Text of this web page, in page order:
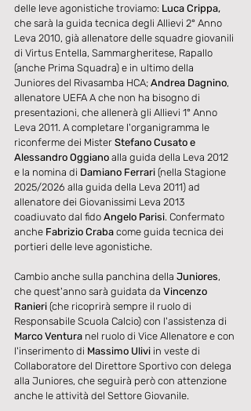
delle leve agonistiche troviamo: Luca Crippa,
che sarà la guida tecnica degli Allievi 2° Anno
Leva 2010, già allenatore delle squadre giovanili
di Virtus Entella, Sammargheritese, Rapallo
(anche Prima Squadra) e in ultimo della
Juniores del Rivasamba HCA; Andrea Dagnino,
allenatore UEFA A che non ha bisogno di
presentazioni, che allenerà gli Allievi 1° Anno
Leva 2011. A completare l'organigramma le
riconferme dei Mister Stefano Cusato e
Alessandro Oggiano alla guida della Leva 2012
e la nomina di Damiano Ferrari (nella Stagione
2025/2026 alla guida della Leva 2011) ad
allenatore dei Giovanissimi Leva 2013
coadiuvato dal fido Angelo Parisi. Confermato
anche Fabrizio Craba come guida tecnica dei
portieri delle leve agonistiche.
Cambio anche sulla panchina della Juniores,
che quest'anno sarà guidata da Vincenzo
Ranieri (che ricoprirà sempre il ruolo di
Responsabile Scuola Calcio) con l'assistenza di
Marco Ventura nel ruolo di Vice Allenatore e con
l'inserimento di Massimo Ulivi in veste di
Collaboratore del Direttore Sportivo con delega
alla Juniores, che seguirà però con attenzione
anche le attività del Settore Giovanile.